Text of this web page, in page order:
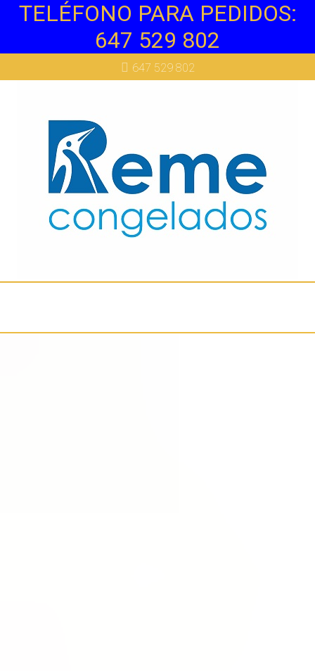
TELÉFONO PARA PEDIDOS:
647 529 802
647 529 802